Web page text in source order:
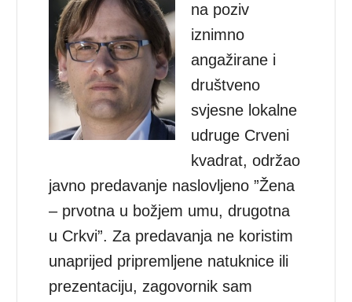
na poziv
iznimno
angažirane i
društveno
svjesne lokalne
udruge Crveni
kvadrat, održao
javno predavanje naslovljeno ”Žena
– prvotna u božjem umu, drugotna
u Crkvi”. Za predavanja ne koristim
unaprijed pripremljene natuknice ili
prezentaciju, zagovornik sam